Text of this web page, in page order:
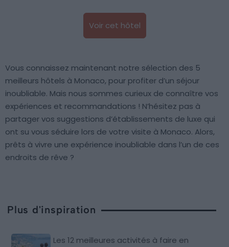
Voir cet hôtel
Vous connaissez maintenant notre sélection des 5
meilleurs hôtels à Monaco, pour profiter d’un séjour
inoubliable. Mais nous sommes curieux de connaître vos
expériences et recommandations ! N’hésitez pas à
partager vos suggestions d’établissements de luxe qui
ont su vous séduire lors de votre visite à Monaco. Alors,
prêts à vivre une expérience inoubliable dans l’un de ces
endroits de rêve ?
Plus d'inspiration
Les 12 meilleures activités à faire en